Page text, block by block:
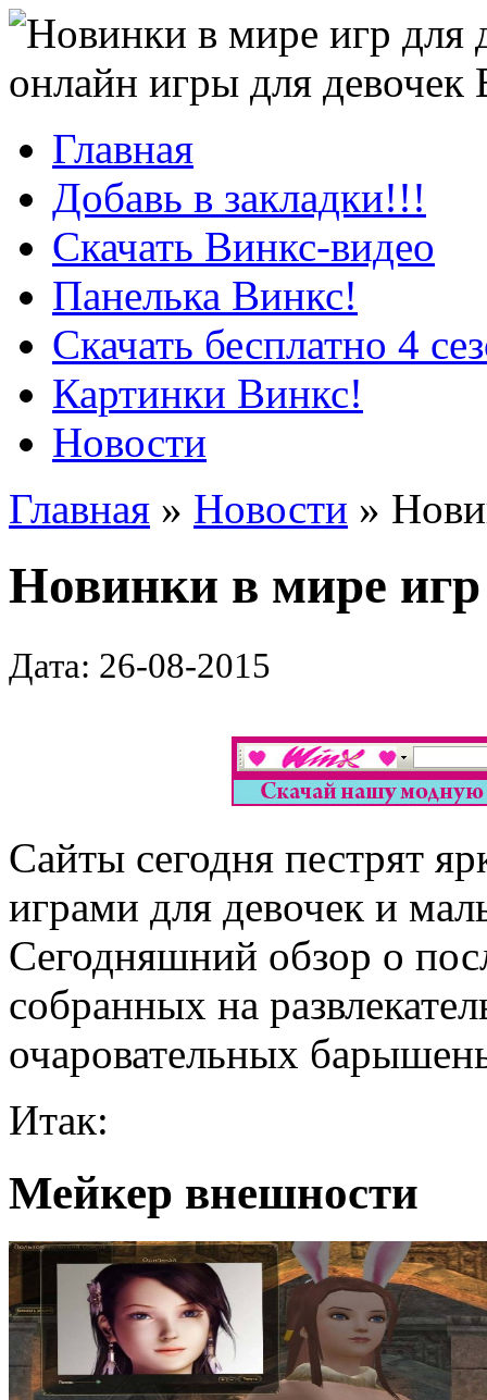
онлайн игры для девочек
Главная
Добавь в закладки!!!
Скачать Винкс-видео
Панелька Винкс!
Скачать бесплатно 4
Картинки Винкс!
Новости
Главная » Новости »
Новинки в мире игр
Дата: 26-08-2015
Сайты сегодня пестрят
играми для девочек и
Сегодняшний обзор о
собранных на
очаровательных
Итак:
Мейкер внешности